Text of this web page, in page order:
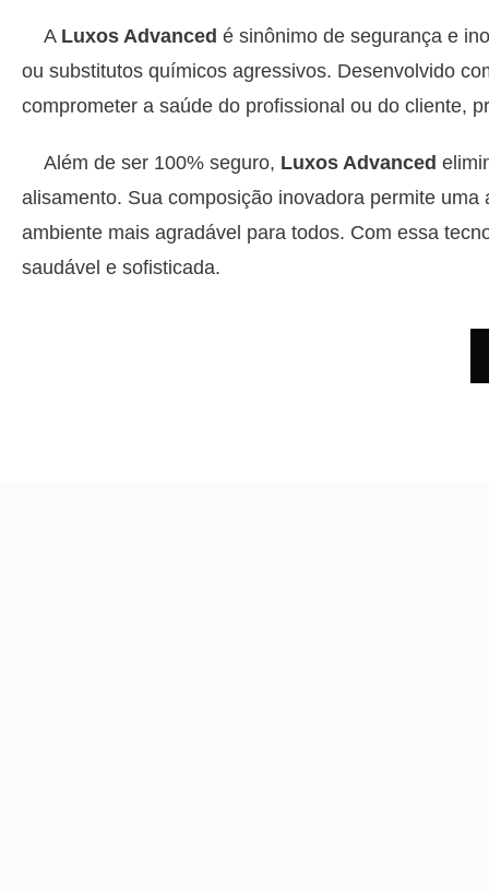
A Luxos Advanced é sinônimo de segurança e
ou substitutos químicos agressivos. Desenvolvido
comprometer a saúde do profissional ou do cliente,
Além de ser 100% seguro, Luxos Advanced
alisamento. Sua composição inovadora permite
ambiente mais agradável para todos. Com essa
saudável e sofisticada.